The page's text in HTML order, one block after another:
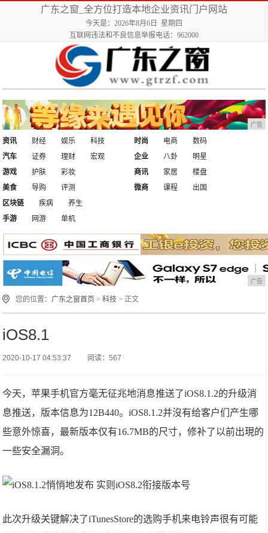
广东之窗_全方位打造本地企业资讯门户网站
今天是：2026年8月6日 星期四
互联网违法和不良信息举报电话：962000
广告
资讯 财经 娱乐
科技
汽车
证券 理财 宏观
时尚 电商
数码
企业
八卦
明星
游戏
护肤
彩妆
美食
导购 评测
商讯 家居
楼盘
微商
课程
出国
区块链
疾病
养生
手游
网游 单机
广告
您的位置： 广东之窗首页 >科技 > 正文
iOS8.1
2020-10-17 04:53:37 阅读：567
今天，苹果手机官方毫无征兆地消息推送了iOS8.1.2的升级消
息推送，版本信息为12B440。iOS8.1.2并沒有给客户们产生哪
些意外惊喜，最新版本仅有16.7MB的尺寸，修补了以前出現的
一些安全漏洞。
此次升级关键解决了iTunesStore的选购手机来电铃声很有可能